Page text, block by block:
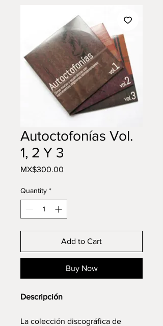
Autoctofonías Vol.
1, 2 Y 3
MX$300.00
Quantity *
Add to Cart
Buy Now
Descripción
La colección discográfica de